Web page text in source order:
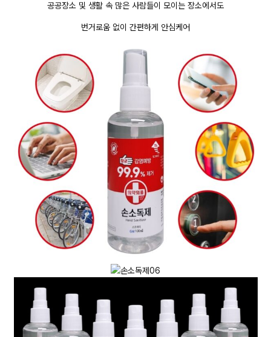
공공장소 및 생활 속 많은 사람들이 모이는 장소에서도
번거로움 없이 간편하게 안심케어